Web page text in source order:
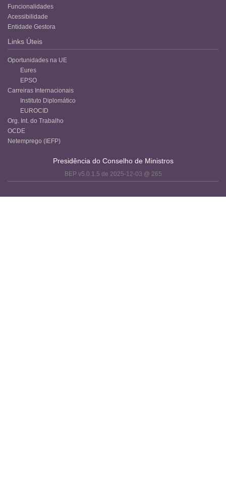
Funcionalidades
Acessibilidade
Entidade Gestora
Links Úteis
Oportunidades na UE
Eures
EPSO
Carreiras Internacionais
Instituto Diplomático
EUROCID
Org. Int. do Trabalho
OCDE
Netemprego (IEFP)
Presidência do Conselho de Ministros
BEP v5.0.1.5 de 2025-12-03 @ 265